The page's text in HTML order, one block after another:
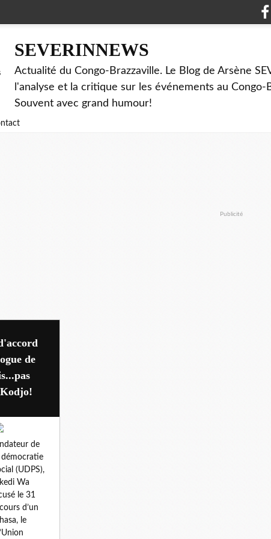
SEVERINNEWS
Actualité du Congo-Brazzaville. Le Blog de Arsène
l'analyse et la critique sur les événements au
Souvent avec grand humour!
Publicité
de
de
démocratie
(UDPS),
Wa
le 31
d’un
le